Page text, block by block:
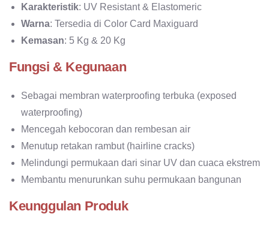
Karakteristik: UV Resistant & Elastomeric
Warna: Tersedia di Color Card Maxiguard
Kemasan: 5 Kg & 20 Kg
Fungsi & Kegunaan
Sebagai membran waterproofing terbuka (exposed
waterproofing)
Mencegah kebocoran dan rembesan air
Menutup retakan rambut (hairline cracks)
Melindungi permukaan dari sinar UV dan cuaca ekstrem
Membantu menurunkan suhu permukaan bangunan
Keunggulan Produk